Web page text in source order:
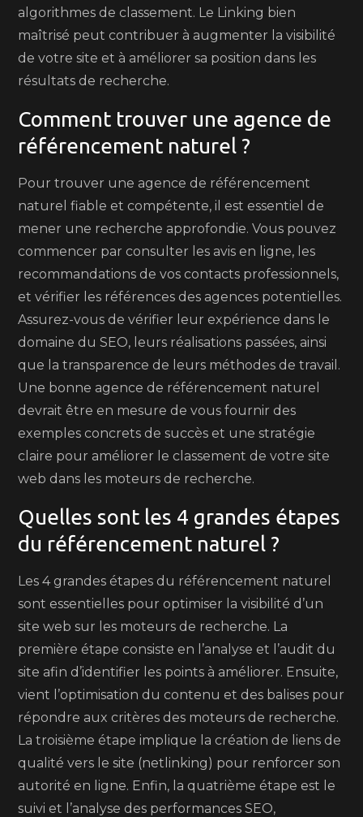
algorithmes de classement. Le Linking bien
maîtrisé peut contribuer à augmenter la visibilité
de votre site et à améliorer sa position dans les
résultats de recherche.
Comment trouver une agence de
référencement naturel ?
Pour trouver une agence de référencement
naturel fiable et compétente, il est essentiel de
mener une recherche approfondie. Vous pouvez
commencer par consulter les avis en ligne, les
recommandations de vos contacts professionnels,
et vérifier les références des agences potentielles.
Assurez-vous de vérifier leur expérience dans le
domaine du SEO, leurs réalisations passées, ainsi
que la transparence de leurs méthodes de travail.
Une bonne agence de référencement naturel
devrait être en mesure de vous fournir des
exemples concrets de succès et une stratégie
claire pour améliorer le classement de votre site
web dans les moteurs de recherche.
Quelles sont les 4 grandes étapes
du référencement naturel ?
Les 4 grandes étapes du référencement naturel
sont essentielles pour optimiser la visibilité d’un
site web sur les moteurs de recherche. La
première étape consiste en l’analyse et l’audit du
site afin d’identifier les points à améliorer. Ensuite,
vient l’optimisation du contenu et des balises pour
répondre aux critères des moteurs de recherche.
La troisième étape implique la création de liens de
qualité vers le site (netlinking) pour renforcer son
autorité en ligne. Enfin, la quatrième étape est le
suivi et l’analyse des performances SEO,